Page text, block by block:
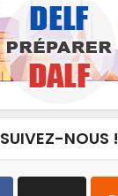
SUIVEZ-NOUS !